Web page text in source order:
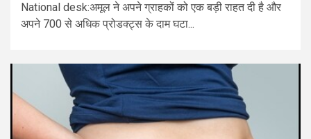
National desk:अमूल ने अपने ग्राहकों को एक बड़ी राहत दी है और
अपने 700 से अधिक प्रोडक्ट्स के दाम घटा...